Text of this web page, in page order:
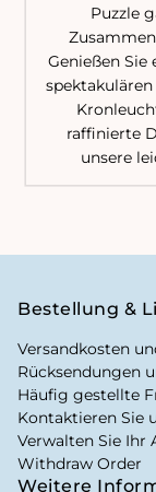
Puzzle
Genießen
raffinierte
unsere
Bestellung &
Versandkosten
Rücksendungen
Häufig gestellte
Kontaktieren Sie
Verwalten Sie Ihr
Withdraw Order
Weitere